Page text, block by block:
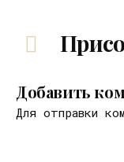
Добавить
Для отправки